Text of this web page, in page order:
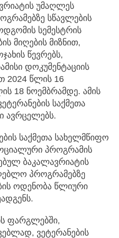
უმაღლეს
სწავლების
სემესტრის
მიღების მიზნით,
წევრებს,
დოკუმენტაციის
2024 წლის 16
18 ნოემბრამდე. ამის
საქმეთა
ავრცელებს.
საქმეთა სახელმწიფო
პროგრამის
ბაკალავრიატის
პროგრამებზე
ოდენობა წლიური
ფარგლებში,
ვეტერანების